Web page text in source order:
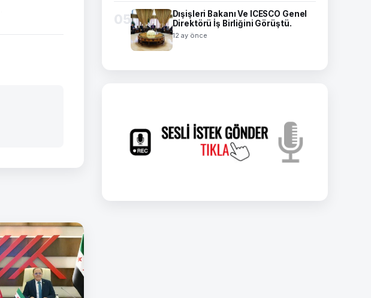
05
Dışişleri Bakanı Ve ICESCO Genel
Direktörü İş Birliğini Görüştü.
12 ay önce